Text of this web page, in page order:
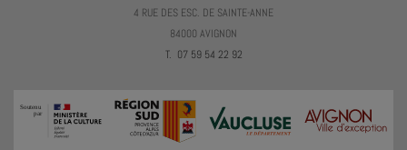
4 RUE DES ESC. DE SAINTE-ANNE
84000 AVIGNON
T. 07 59 54 22 92